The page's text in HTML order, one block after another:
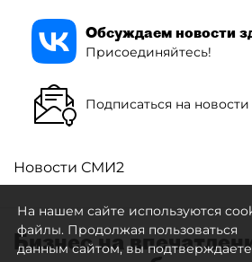
Обсуждаем новости
Присоединяйтесь!
Подписаться на новости
Новости СМИ2
Бизнес на
На нашем сайте используются
файлы. Продолжая пользоваться
данным сайтом, вы подтверждаете